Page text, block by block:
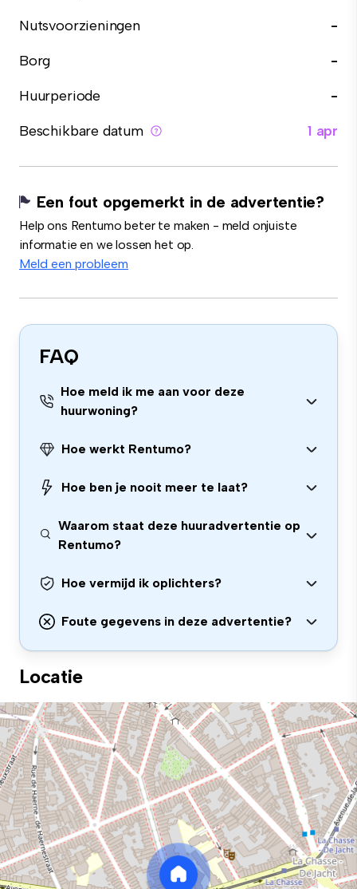
Nutsvoorzieningen
-
Borg
-
Huurperiode
-
Beschikbare datum
1 apr
Een fout opgemerkt in de advertentie?
Help ons Rentumo beter te maken - meld onjuiste
informatie en we lossen het op.
Meld een probleem
FAQ
Hoe meld ik me aan voor deze
huurwoning?
Hoe werkt Rentumo?
Hoe ben je nooit meer te laat?
Waarom staat deze huuradvertentie op
Rentumo?
Hoe vermijd ik oplichters?
Foute gegevens in deze advertentie?
Locatie